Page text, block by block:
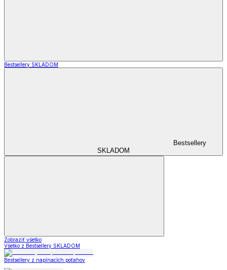
Bestsellery SKLADOM
Bestsellery
SKLADOM
Zobraziť všetko
Všetko z Bestsellery SKLADOM
Bestsellery z napínacích poťahov